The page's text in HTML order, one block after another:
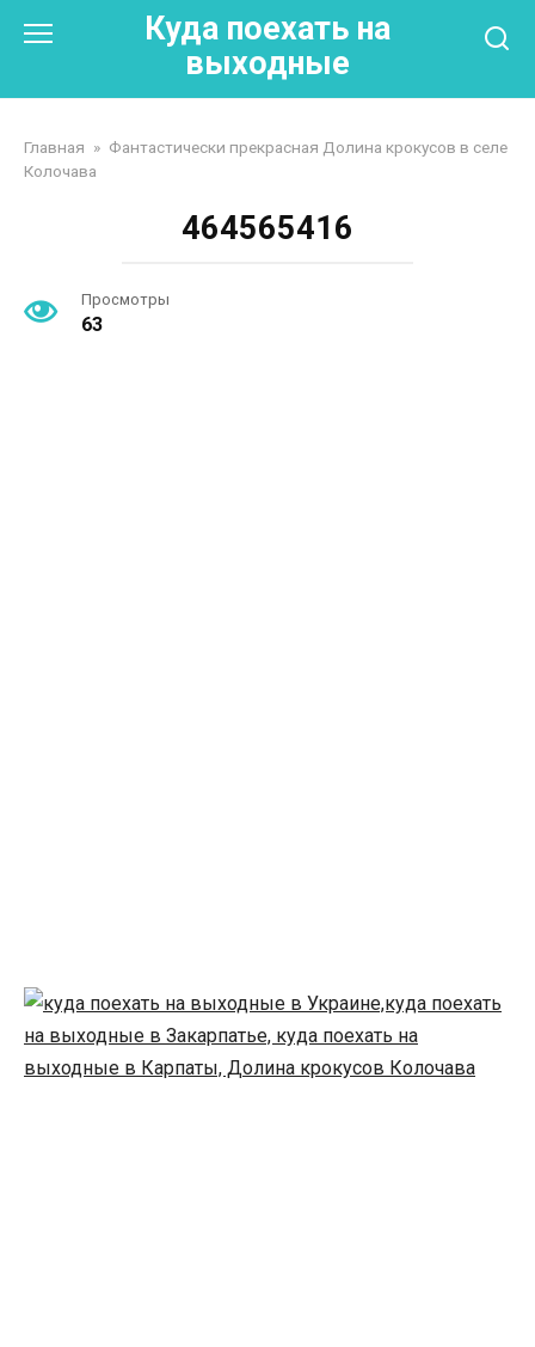
Куда поехать на
выходные
Главная » Фантастически прекрасная Долина крокусов в селе
Колочава
464565416
Просмотры
63